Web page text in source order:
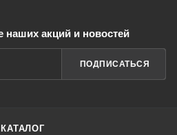
наших акций и новостей
ПОДПИСАТЬСЯ
КАТАЛОГ